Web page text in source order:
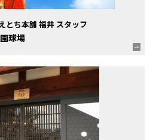
とち本舗 福井 スタッフ
球場